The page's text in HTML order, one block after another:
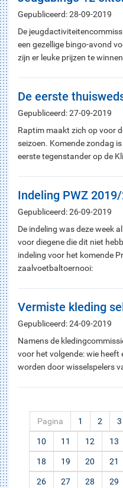
Gepubliceerd: 28-09-2019
De
een gezellige bingo-avond
zijn er leuke prijzen te
De eerste
Gepubliceerd: 27-09-2019
Raptim maakt zich op voor
seizoen. Komende zondag
eerste tegenstander op de
Indeling PWZ
Gepubliceerd: 26-09-2019
De indeling was deze week
voor diegene die dit niet
indeling voor het komende
zaalvoetbaltoernooi:
Vermiste kleding
Gepubliceerd: 24-09-2019
Namens de
voor het volgende: wie heeft
worden door wisselspelers
Pagina 1 2 3
10 11 12 13
18 19 20 21
26 27 28 29